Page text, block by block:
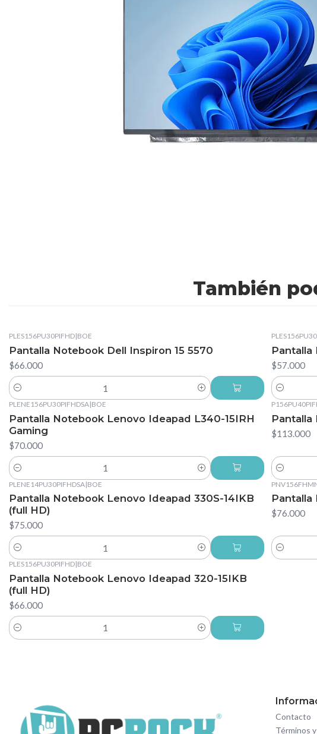
También
PLES156PU30PIFHD|BOE
Pantalla Notebook Dell Inspiron 15 5570
$66.000
Cantidad
Pantalla
$57.000
Cantidad
PLENE156PU30PIFHDSA|BOE
Pantalla Notebook Lenovo Ideapad L340-15IRH
Gaming
$70.000
Cantidad
Pantalla
$113.000
Cantidad
PLENE14PU30PIFHDSA|BOE
Pantalla Notebook Lenovo Ideapad 330S-14IKB
(full HD)
$75.000
Cantidad
Pantalla
$76.000
Cantidad
PLES156PU30PIFHD|BOE
Pantalla Notebook Lenovo Ideapad 320-15IKB
(full HD)
$66.000
Cantidad
Contacto
Términos